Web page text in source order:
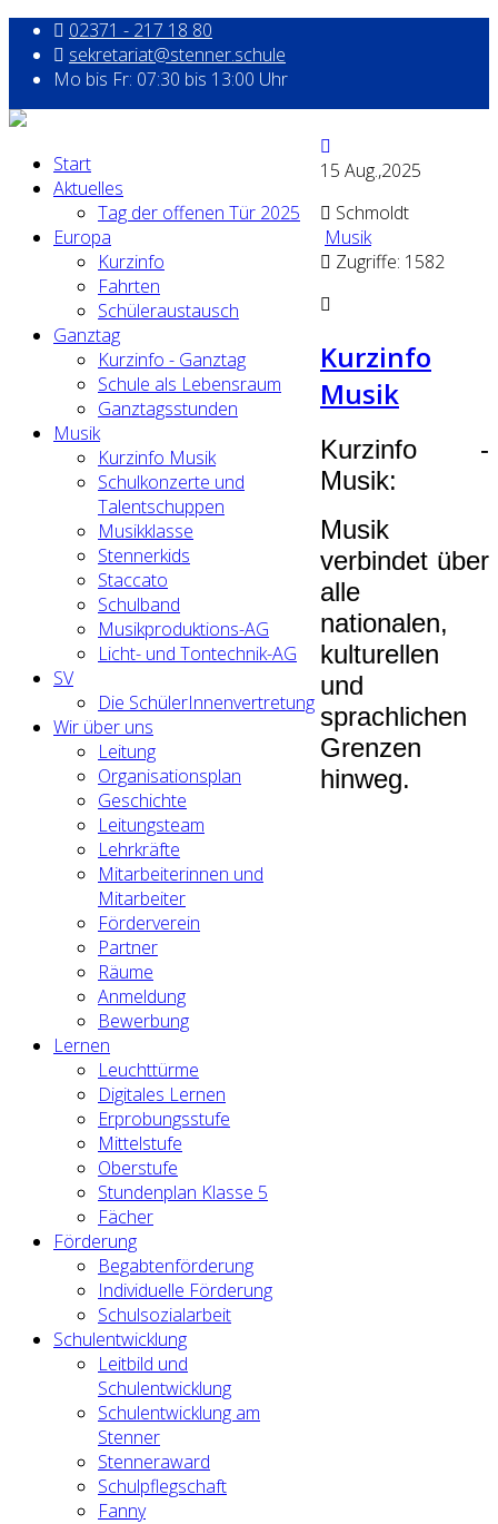
02371 - 217 18 80
sekretariat@stenner.schule
Mo bis Fr: 07:30 bis 13:00 Uhr
Start
Aktuelles
Tag der offenen Tür 2025
Europa
Kurzinfo
Fahrten
Schüleraustausch
Ganztag
Kurzinfo - Ganztag
Schule als Lebensraum
Ganztagsstunden
Musik
Kurzinfo Musik
Schulkonzerte und
Talentschuppen
Musikklasse
Stennerkids
Staccato
Schulband
Musikproduktions-AG
Licht- und Tontechnik-AG
SV
Die SchülerInnenvertretung
Wir über uns
Leitung
Organisationsplan
Geschichte
Leitungsteam
Lehrkräfte
Mitarbeiterinnen und
Mitarbeiter
Förderverein
Partner
Räume
Anmeldung
Bewerbung
Lernen
Leuchttürme
Digitales Lernen
Erprobungsstufe
Mittelstufe
Oberstufe
Stundenplan Klasse 5
Fächer
Förderung
Begabtenförderung
Individuelle Förderung
Schulsozialarbeit
Schulentwicklung
Leitbild und
Schulentwicklung
Schulentwicklung am
Stenner
Stenneraward
Schulpflegschaft
Fanny
15 Aug.,2025
Schmoldt
Musik
Zugriffe: 1582
Kurzinfo
Musik
Kurzinfo -
Musik:
Musik
verbindet über
alle
nationalen,
kulturellen
und
sprachlichen
Grenzen
hinweg.